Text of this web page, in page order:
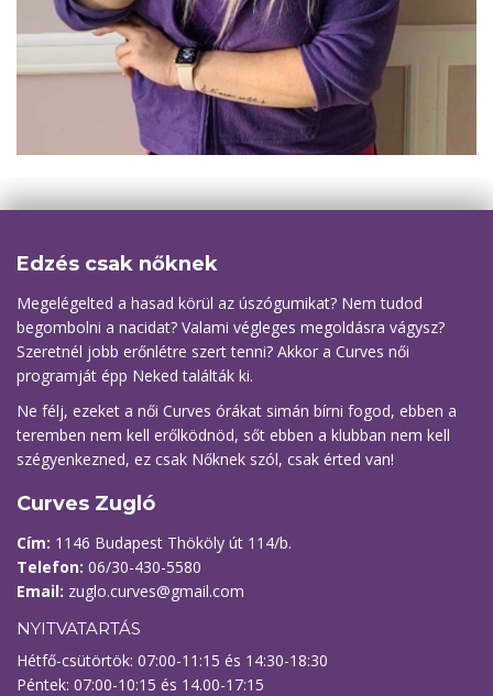
Edzés csak nőknek
Megelégelted a hasad körül az úszógumikat? Nem tudod
begombolni a nacidat? Valami végleges megoldásra vágysz?
Szeretnél jobb erőnlétre szert tenni? Akkor a Curves női
programját épp Neked találták ki.
Ne félj, ezeket a női Curves órákat simán bírni fogod, ebben a
teremben nem kell erőlködnöd, sőt ebben a klubban nem kell
szégyenkezned, ez csak Nőknek szól, csak érted van!
Curves Zugló
Cím: 1146 Budapest Thököly út 114/b.
Telefon: 06/30-430-5580
Email: zuglo.curves@gmail.com
NYITVATARTÁS
Hétfő-csütörtök: 07:00-11:15 és 14:30-18:30
Péntek: 07:00-10:15 és 14.00-17:15